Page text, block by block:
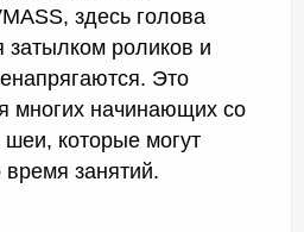
здесь голова
затылком роликов и
Это
многих начинающих со
которые могут
время занятий.